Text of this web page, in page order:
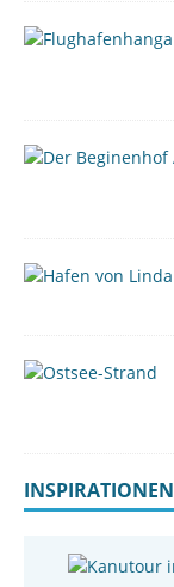
INSPIRATIONEN